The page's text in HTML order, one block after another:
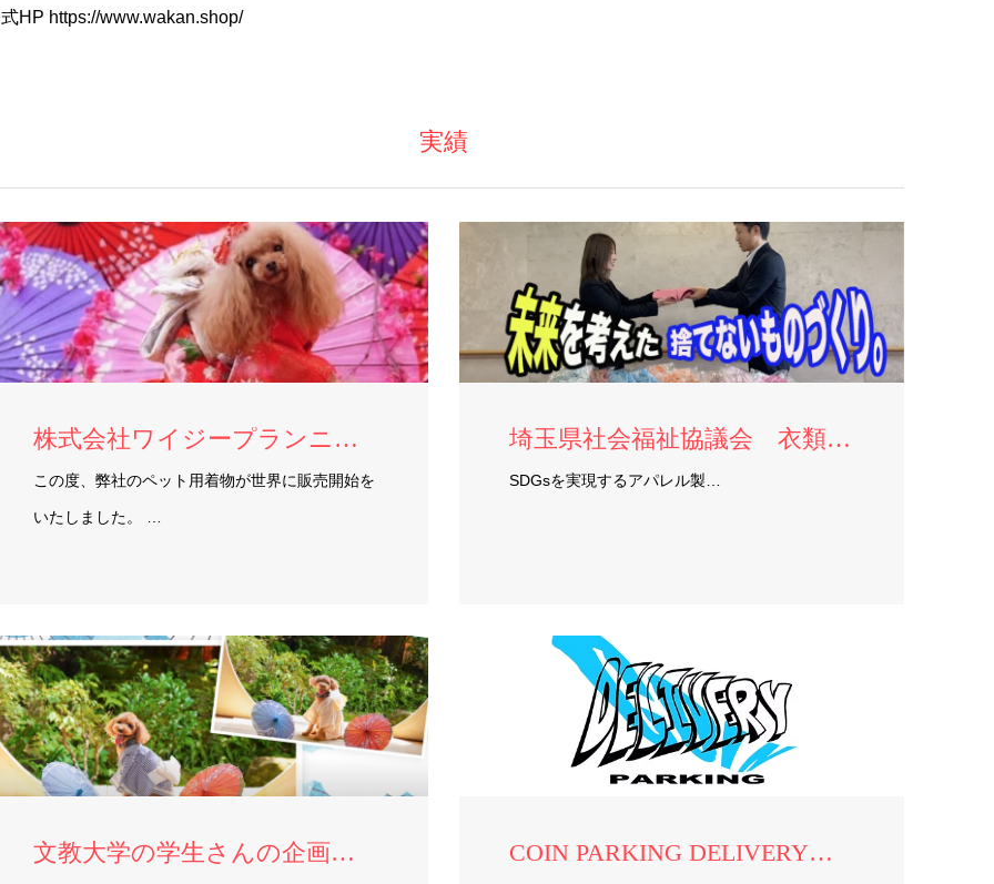
HP https://www.wakan.shop/
実績
株式会社ワイジープランニング 様
この度、弊社のペット用着物が世界に販売開始を
いたしました。 …
埼玉県社会福祉協議会 衣類バンク様
SDGsを実現するアパレル製…
文教大学の学生さんの企画実現をサポート COIN PARKING DELIVERY様×SEND様 コラボ商品制作